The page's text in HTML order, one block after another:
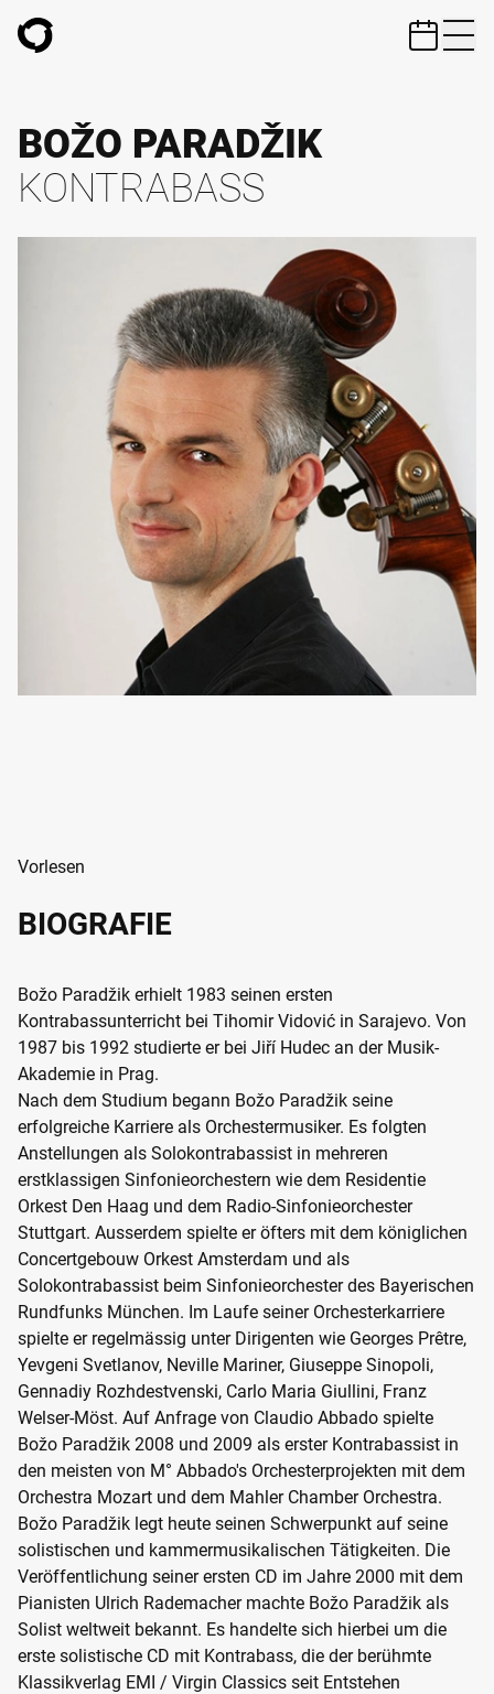
ZUM HAUPTINHALT SPRINGEN
BOŽO PARADŽIK
KONTRABASS
Vorlesen
BIOGRAFIE
Božo Paradžik erhielt 1983 seinen ersten
Kontrabassunterricht bei Tihomir Vidović in Sarajevo. Von
1987 bis 1992 studierte er bei Jiří Hudec an der Musik-
Akademie in Prag.
Nach dem Studium begann Božo Paradžik seine
erfolgreiche Karriere als Orchestermusiker. Es folgten
Anstellungen als Solokontrabassist in mehreren
erstklassigen Sinfonieorchestern wie dem Residentie
Orkest Den Haag und dem Radio-Sinfonieorchester
Stuttgart. Ausserdem spielte er öfters mit dem königlichen
Concertgebouw Orkest Amsterdam und als
Solokontrabassist beim Sinfonieorchester des Bayerischen
Rundfunks München. Im Laufe seiner Orchesterkarriere
spielte er regelmässig unter Dirigenten wie Georges Prêtre,
Yevgeni Svetlanov, Neville Mariner, Giuseppe Sinopoli,
Gennadiy Rozhdestvenski, Carlo Maria Giullini, Franz
Welser-Möst. Auf Anfrage von Claudio Abbado spielte
Božo Paradžik 2008 und 2009 als erster Kontrabassist in
den meisten von M° Abbado's Orchesterprojekten mit dem
Orchestra Mozart und dem Mahler Chamber Orchestra.
Božo Paradžik legt heute seinen Schwerpunkt auf seine
solistischen und kammermusikalischen Tätigkeiten. Die
Veröffentlichung seiner ersten CD im Jahre 2000 mit dem
Pianisten Ulrich Rademacher machte Božo Paradžik als
Solist weltweit bekannt. Es handelte sich hierbei um die
erste solistische CD mit Kontrabass, die der berühmte
Klassikverlag EMI / Virgin Classics seit Entstehen